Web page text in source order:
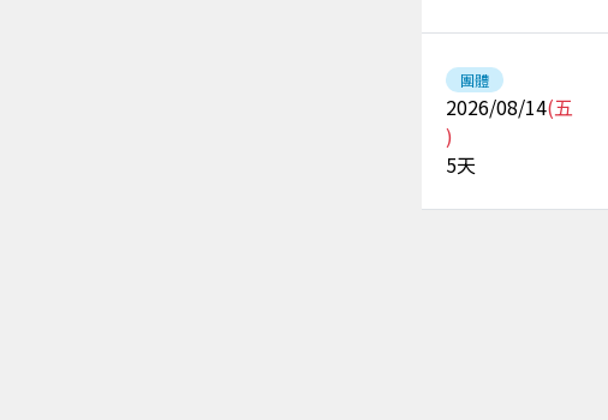
團體
2026/08/14(五
)
5天